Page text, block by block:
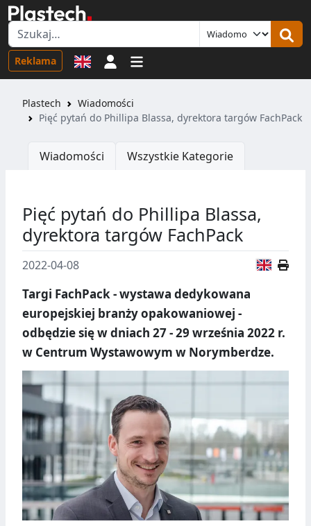
Reklama Logowanie
Plastech
Wiadomości
Pięć pytań do Phillipa Blassa, dyrektora targów FachPack
Wiadomości Wszystkie Kategorie
Pięć pytań do Phillipa Blassa,
dyrektora targów FachPack
2022-04-08
Targi FachPack - wystawa dedykowana
europejskiej branży opakowaniowej -
odbędzie się w dniach 27 - 29 września 2022 r.
w Centrum Wystawowym w Norymberdze.